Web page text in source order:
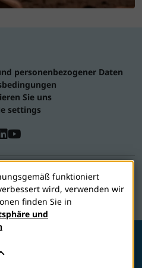
personenbezogener Daten
Sie uns
settings
laboratorij d.d.
Familie
Zu Risiken und
funktioniert
wird, verwenden wir
finden Sie in
und